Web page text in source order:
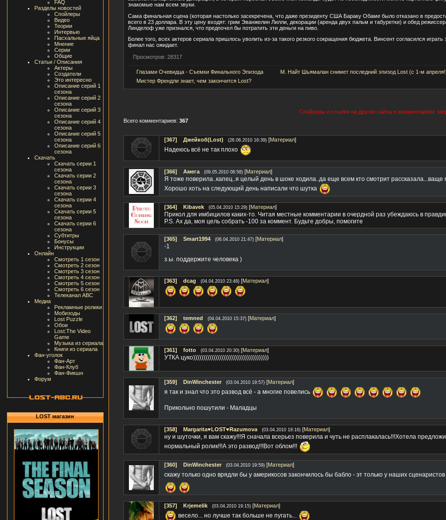
FAQ
Разделы новостей
Спойлеры
Видео
Теории
Интервью
Пасхальные яйца
Мнение
Серии
Общие
Статьи / Описания
Актеры
Создатели
Это интересно
Описание серий 1
сезона
Описание серий 2
сезона
Описание серий 3
сезона
Описание серий 4
сезона
Описание серий 5
сезона
Описание серий 6
сезона
Скачать
Скачать серии 1
сезона
Скачать серии 2
сезона
Скачать серии 3
сезона
Скачать серии 4
сезона
Скачать серии 5
сезона
Скачать серии 6
сезона
Субтитры
Бонусы
Инструкции
Онлайн
Смотреть 1 сезон
Смотреть 2 сезон
Смотреть 3 сезон
Смотреть 4 сезон
Смотреть 5 сезон
Смотреть 6 сезон
Телеканал ABC
Медиа
Рекламные ролики
Мобизоды
Lost Puzzle
Обои
Lost:The Video
Game
Музыка из сериала
Книги из сериала
Фан-уголок
Фан-Арт
Фан-Клуб
Фан-Фикшн
Форум
LOST магазин
знакомые нам всем звуки.
Сама финальная сцена (которая настолько засекречена, что даже президенту США Бараку Обаме было отказано в
всего в 23 доллара. В эту цену входят: грим Эванжелин Лилли, декорации (аренда двух пальм и табуретки) и обед
Линделоф уже признался, что предпочел бы потратить эти деньги на пиво.
Более того, всех актеров сериала пришлось уволить из-за такого резкого сокращения бюджета. Винсент согласился
финал нас ожидает.
Просмотров: 28317
Глазами Очевидца - Съемки Финального Эпизода М. Найт Шьямалан снимет последний эпизод Lost (с 1-м
Мистер Френдли знает, чем закончится Lost?
Спойлеры и ссылки на другие сайты в комментариях
Всего комментариев: 367
[367] Джейкоб(Lost) (26.06.2010 16:39)[Материал]
Надеюсь всё не так плохо
[366] Амега (09.05.2010 08:58)[Материал]
Я тоже поверила..капец..я целый день в шоке ходила..да еще всем кто смотрит рассказала...ваще
Хорошо хоть на следующий день написали что шутка
[364] Kibavek (05.04.2010 15:29)[Материал]
Прикол для имбицилов каких-то. Читая местные комментарии в очердной раз убеждаюсь в
P.S. Ах да, моя цель собрать -100 за коммент. Будьте добры, помогите
[365] Smart1994 (06.04.2010 21:47)[Материал]
-1
з.ы. поддержите человека )
[363] dcag (04.04.2010 23:48)[Материал]
[362] temned (04.04.2010 15:37)[Материал]
[361] fotto (03.04.2010 20:30)[Материал]
УТКА цуко))))))))))))))))))))))))))))))))))))))
[359] DinWinchester (03.04.2010 19:57)[Материал]
я так и знал что это развод всё - а многие повелись
Прикольно пошутили - Маладцы
[358] Margarita♥LOST♥Razumova (03.04.2010 19:16)[Материал]
ну и шуточки, я вам скажу!!!Я сначала всерьез поверила и чуть не расплакалась!!!Хотела
нормальный ролик!!!А это развод!!!Вот облом!!!
[360] DinWinchester (03.04.2010 19:59)[Материал]
скажу только одно врядли бы у америкосов закончилось бы бабло - эт только у наших
[357] Krjemelik (03.04.2010 19:15)[Материал]
весело... но лучше так больше не пугать...